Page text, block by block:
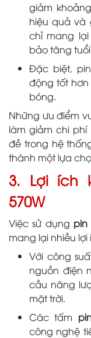
giảm
hiệu quả và
chỉ mang
bảo tăng
Đặc biệt,
động tốt hơn
bóng.
Những ưu điểm
làm giảm chi
đề trong hệ
thành một lựa
3. Lợi ích
570W
Việc sử dụng pin
mang lại nhiều
Với công
nguồn điện
cầu năng
mặt trời.
Các tấm
công nghệ